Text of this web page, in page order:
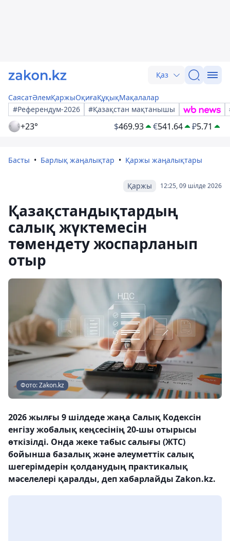
Қаз
СаясатӘлемҚаржыОқиғаҚұқықМақалалар
#Референдум-2026
#Қазақстан мақтанышы
+23° $469.93 €541.64 ₽5.71
Басты Барлық жаңалықтар Қаржы жаңалықтары
12:25, 09 шілде 2026
Қаржы
Қазақстандықтардың
салық жүктемесін
төмендету жоспарланып
отыр
Фото: Zakon.kz
2026 жылғы 9 шілдеде жаңа Салық Кодексін
енгізу жобалық кеңсесінің 20-шы отырысы
өткізілді. Онда жеке табыс салығы (ЖТС)
бойынша базалық және әлеуметтік салық
шегерімдерін қолданудың практикалық
мәселелері қаралды, деп хабарлайды Zakon.kz.